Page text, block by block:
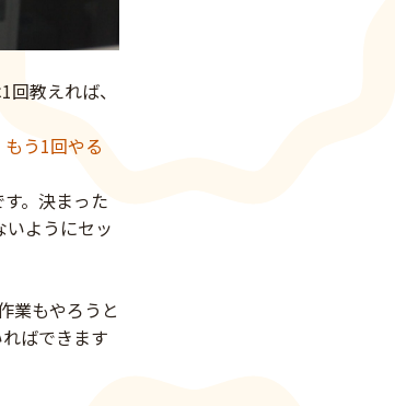
教えれば、
う1回やる
。決まった
ようにセッ
業もやろうと
ばできます